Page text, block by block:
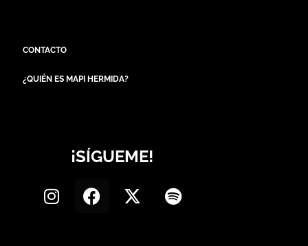
CONTACTO
¿QUIÉN ES MAPI HERMIDA?
¡SÍGUEME!